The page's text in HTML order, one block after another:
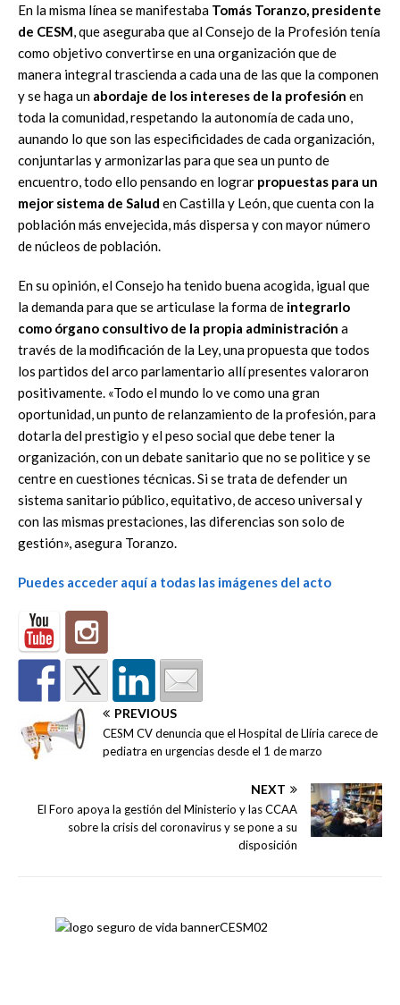
En la misma línea se manifestaba Tomás Toranzo, presidente
de CESM, que aseguraba que al Consejo de la Profesión tenía
como objetivo convertirse en una organización que de
manera integral trascienda a cada una de las que la componen
y se haga un abordaje de los intereses de la profesión en
toda la comunidad, respetando la autonomía de cada uno,
aunando lo que son las especificidades de cada organización,
conjuntarlas y armonizarlas para que sea un punto de
encuentro, todo ello pensando en lograr propuestas para un
mejor sistema de Salud en Castilla y León, que cuenta con la
población más envejecida, más dispersa y con mayor número
de núcleos de población.
En su opinión, el Consejo ha tenido buena acogida, igual que
la demanda para que se articulase la forma de integrarlo
como órgano consultivo de la propia administración a
través de la modificación de la Ley, una propuesta que todos
los partidos del arco parlamentario allí presentes valoraron
positivamente. «Todo el mundo lo ve como una gran
oportunidad, un punto de relanzamiento de la profesión, para
dotarla del prestigio y el peso social que debe tener la
organización, con un debate sanitario que no se politice y se
centre en cuestiones técnicas. Si se trata de defender un
sistema sanitario público, equitativo, de acceso universal y
con las mismas prestaciones, las diferencias son solo de
gestión», asegura Toranzo.
Puedes acceder aquí a todas las imágenes del acto
PREVIOUS
CESM CV denuncia que el Hospital de Llíria carece de
pediatra en urgencias desde el 1 de marzo
NEXT
El Foro apoya la gestión del Ministerio y las CCAA
sobre la crisis del coronavirus y se pone a su
disposición